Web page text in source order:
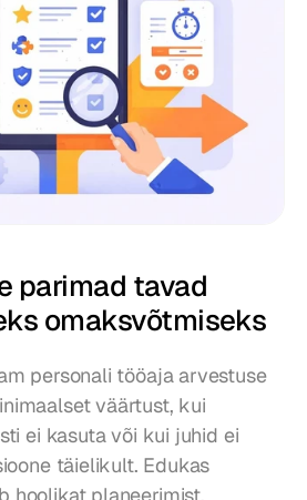
parimad tavad
omaksvõtmiseks
personali tööaja arvestuse
väärtust, kui
ei kasuta või kui juhid ei
täielikult. Edukas